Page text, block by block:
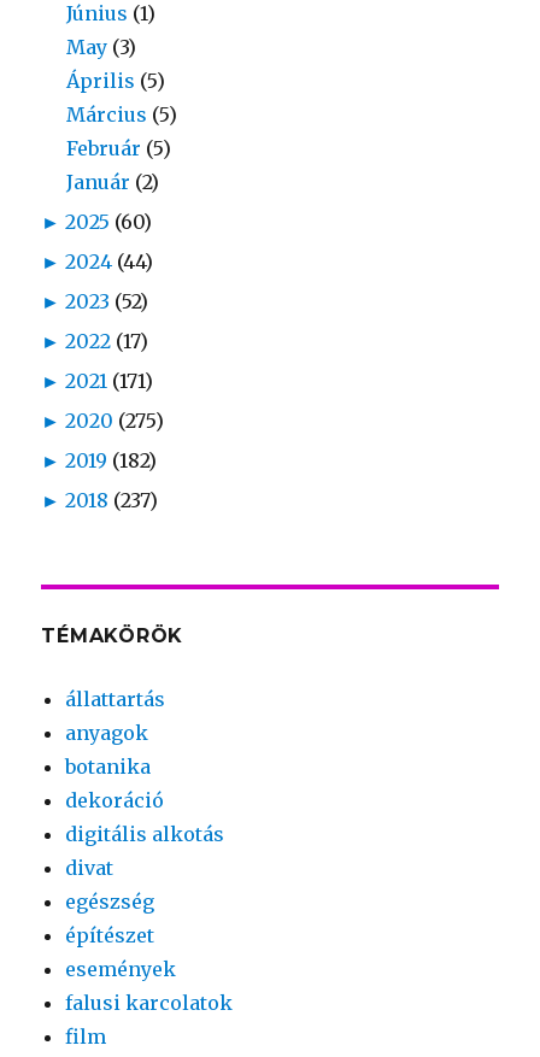
Június (1)
May (3)
Április (5)
Március (5)
Február (5)
Január (2)
► 2025 (60)
► 2024 (44)
► 2023 (52)
► 2022 (17)
► 2021 (171)
► 2020 (275)
► 2019 (182)
► 2018 (237)
TÉMAKÖRÖK
állattartás
anyagok
botanika
dekoráció
digitális alkotás
divat
egészség
építészet
események
falusi karcolatok
film